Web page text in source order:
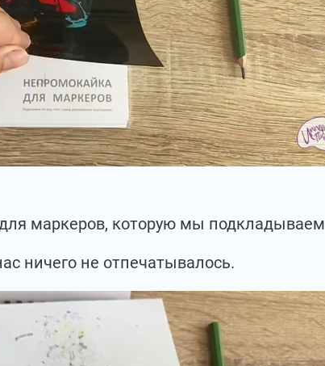
маркеров, которую мы подкладываем
ничего не отпечатывалось.